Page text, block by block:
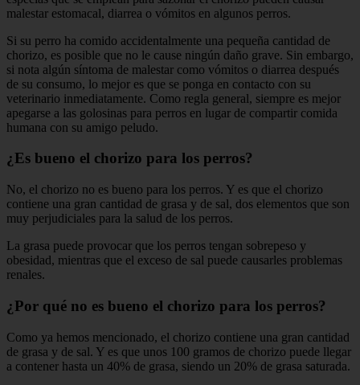
malestar estomacal, diarrea o vómitos en algunos perros.
Si su perro ha comido accidentalmente una pequeña cantidad de
chorizo, es posible que no le cause ningún daño grave. Sin embargo,
si nota algún síntoma de malestar como vómitos o diarrea después
de su consumo, lo mejor es que se ponga en contacto con su
veterinario inmediatamente. Como regla general, siempre es mejor
apegarse a las golosinas para perros en lugar de compartir comida
humana con su amigo peludo.
¿Es bueno el chorizo para los perros?
No, el chorizo no es bueno para los perros. Y es que el chorizo
contiene una gran cantidad de grasa y de sal, dos elementos que son
muy perjudiciales para la salud de los perros.
La grasa puede provocar que los perros tengan sobrepeso y
obesidad, mientras que el exceso de sal puede causarles problemas
renales.
¿Por qué no es bueno el chorizo para los perros?
Como ya hemos mencionado, el chorizo contiene una gran cantidad
de grasa y de sal. Y es que unos 100 gramos de chorizo puede llegar
a contener hasta un 40% de grasa, siendo un 20% de grasa saturada.